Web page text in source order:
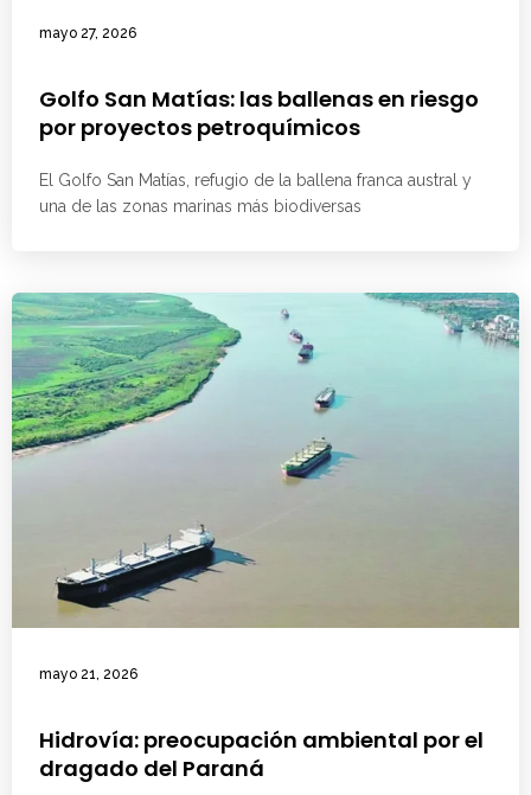
mayo 27, 2026
Golfo San Matías: las ballenas en riesgo
por proyectos petroquímicos
El Golfo San Matías, refugio de la ballena franca austral y
una de las zonas marinas más biodiversas
mayo 21, 2026
Hidrovía: preocupación ambiental por el
dragado del Paraná